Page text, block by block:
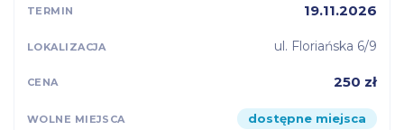
19.11.2026
ul. Floriańska 6/9
250 zł
dostępne miejsca